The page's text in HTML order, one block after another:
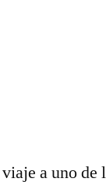
a uno de